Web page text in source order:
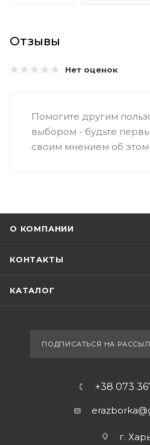
Отзывы
Нет оценок
Помогите другим
выбором - будьте
своим мнением об этом
О КОМПАНИИ
КОНТАКТЫ
КАТАЛОГ
ПОДПИСАТЬСЯ НА
+38 073
г.